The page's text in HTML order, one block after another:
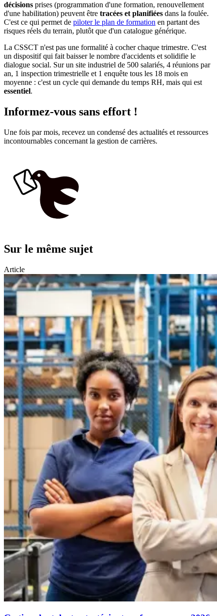
décisions prises (programmation d'une formation, renouvellement
d'une habilitation) peuvent être tracées et planifiées dans la foulée.
C'est ce qui permet de piloter le plan de formation en partant des
risques réels du terrain, plutôt que d'un catalogue générique.
La CSSCT n'est pas une formalité à cocher chaque trimestre. C'est
un dispositif qui fait baisser le nombre d'accidents et solidifie le
dialogue social. Sur un site industriel de 500 salariés, 4 réunions par
an, 1 inspection trimestrielle et 1 enquête tous les 18 mois en
moyenne : c'est un cycle qui demande du temps RH, mais qui est
essentiel.
Informez-vous sans effort !
Une fois par mois, recevez un condensé des actualités et ressources
incontournables concernant la gestion de carrières.
Sur le même sujet
Article